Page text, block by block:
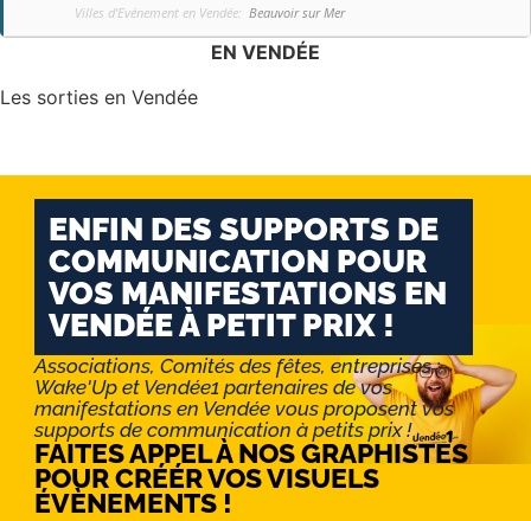
Villes d'Evénement en Vendée: Beauvoir sur Mer
EN VENDÉE
Les sorties en Vendée
ENFIN DES SUPPORTS DE
COMMUNICATION POUR
VOS MANIFESTATIONS EN
VENDÉE À PETIT PRIX !
Associations, Comités des fêtes, entreprises :
Wake'Up et Vendée1 partenaires de vos
manifestations en Vendée vous proposent vos
supports de communication à petits prix !
FAITES APPEL À NOS GRAPHISTES
POUR CRÉÉR VOS VISUELS
ÉVÈNEMENTS !